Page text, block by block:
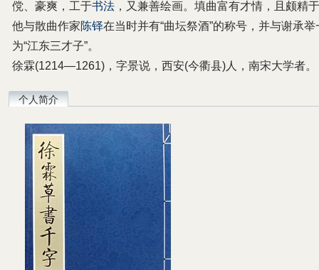
傥、豪爽，工于书法 ，又兼善绘画。填曲富有才情，且颇精
他与散曲作家陈铎在当时并有“曲坛祭酒”的称号，并与谢承
为“江东三才子”。
徐霖(1214—1261)，字景说，西安(今衢县)人，南宋大学者。
个人简介